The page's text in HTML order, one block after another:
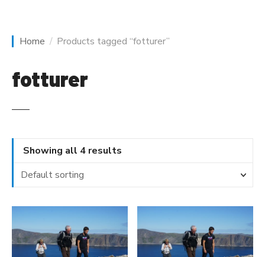
Home Products tagged “fotturer”
fotturer
Showing all 4 results